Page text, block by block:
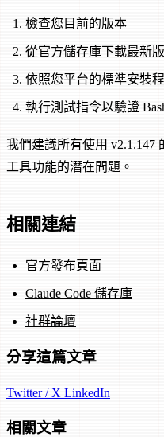
檢查您目前的版本
從官方儲存庫下載最新
依照您平台的標準安裝
執行測試指令以驗證
我們建議所有使用 v2.1.147
工具功能的潛在問題。
相關連結
官方發布頁面
Claude Code 儲存庫
社群論壇
分享這篇文章
Twitter / X LinkedIn
相關文章